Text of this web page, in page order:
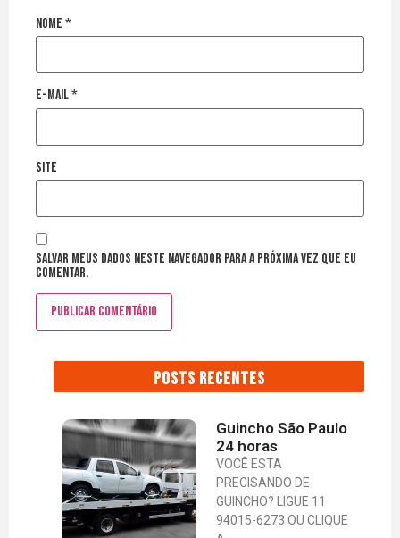
Nome *
E-mail*
Site
Salvar meus dados neste navegador para a próxima vez que eu
comentar.
POSTS RECENTES
Guincho São Paulo
24 horas
VOCÊ ESTA
PRECISANDO DE
GUINCHO? LIGUE 11
94015-6273 OU CLIQUE